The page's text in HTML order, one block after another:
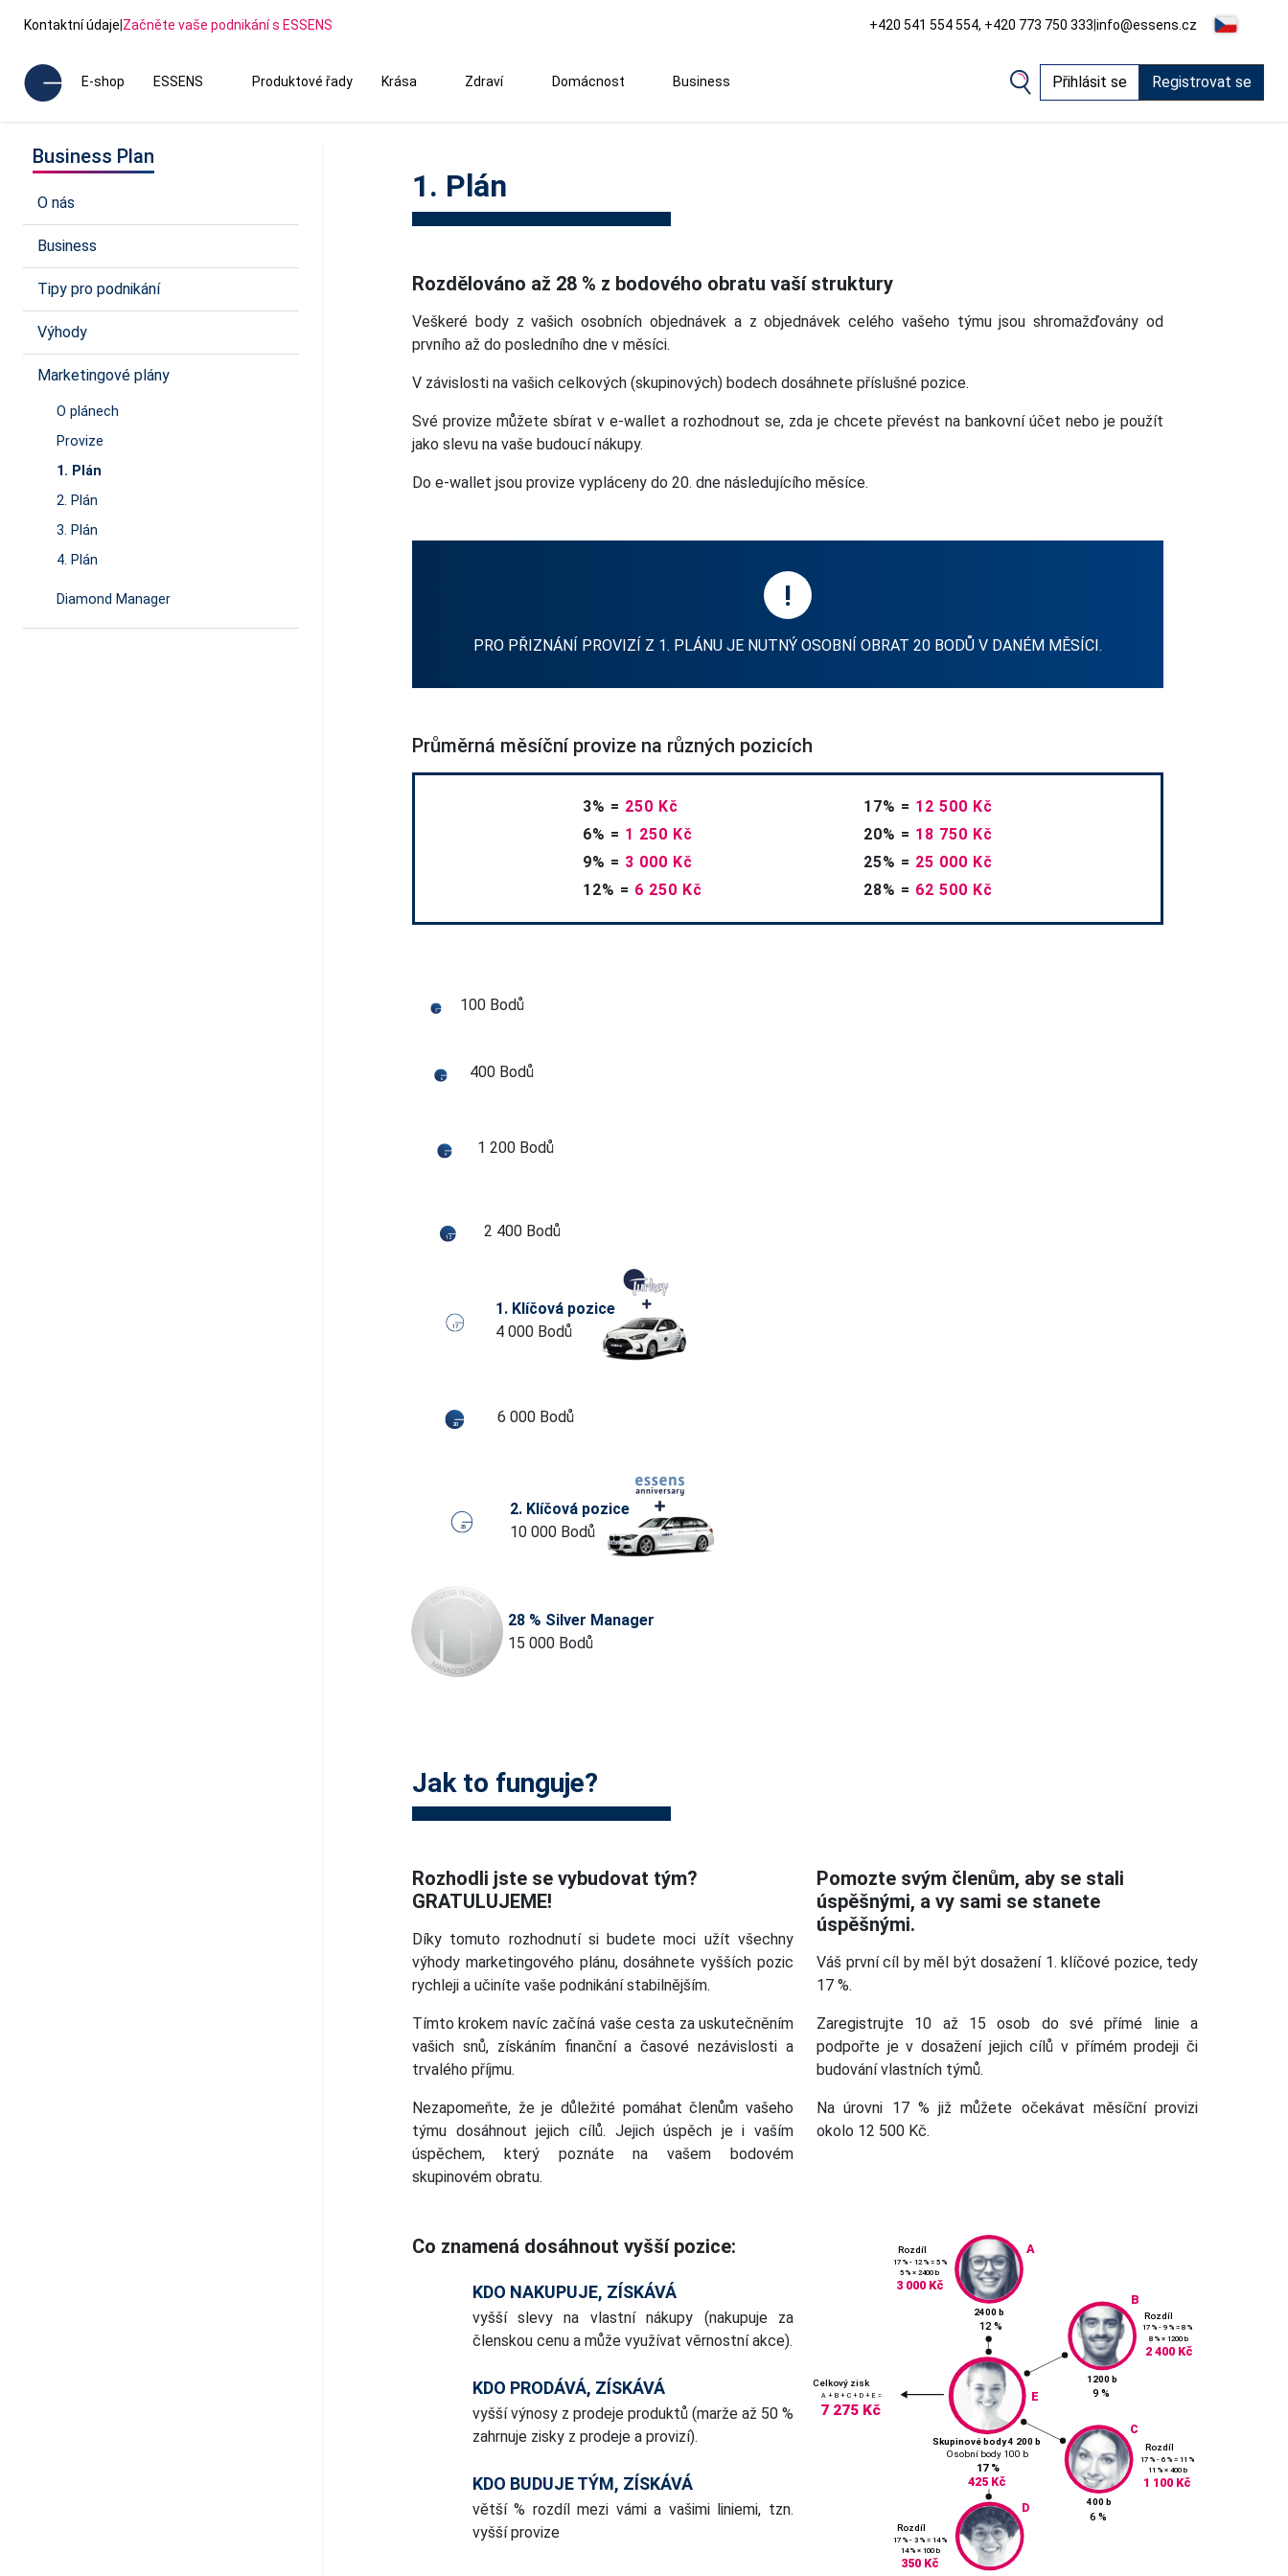
Kontaktní údaje|Začněte vaše podnikání s ESSENS +420 541 554 554, +420 773 750 333|info@essens.cz
E-shop ESSENS Produktové řady Krása Zdraví Domácnost Business Přihlásit se Registrovat se
Business Plan
O nás
Business
Tipy pro podnikání
Výhody
Marketingové plány
O plánech
Provize
1. Plán
2. Plán
3. Plán
4. Plán
Diamond Manager
1. Plán
Rozdělováno až 28 % z bodového obratu vaší struktury
Veškeré body z vašich osobních objednávek a z objednávek celého vašeho týmu jsou shromažďovány od
prvního až do posledního dne v měsíci.
V závislosti na vašich celkových (skupinových) bodech dosáhnete příslušné pozice.
Své provize můžete sbírat v e-wallet a rozhodnout se, zda je chcete převést na bankovní účet nebo je použít
jako slevu na vaše budoucí nákupy.
Do e-wallet jsou provize vypláceny do 20. dne následujícího měsíce.
!
PRO PŘIZNÁNÍ PROVIZÍ Z 1. PLÁNU JE NUTNÝ OSOBNÍ OBRAT 20 BODŮ V DANÉM MĚSÍCI.
Průměrná měsíční provize na různých pozicích
3% = 250 Kč
6% = 1 250 Kč
9% = 3 000 Kč
12% = 6 250 Kč
17% = 12 500 Kč
20% = 18 750 Kč
25% = 25 000 Kč
28% = 62 500 Kč
3 100 Bodů
6 400 Bodů
9 1 200 Bodů
12 2 400 Bodů
17
1. Klíčová pozice
4 000 Bodů
20 6 000 Bodů
25
2. Klíčová pozice
10 000 Bodů
28 % Silver Manager
15 000 Bodů
Jak to funguje?
Rozhodli jste se vybudovat tým?
GRATULUJEME!
Díky tomuto rozhodnutí si budete moci užít všechny
výhody marketingového plánu, dosáhnete vyšších pozic
rychleji a učiníte vaše podnikání stabilnějším.
Tímto krokem navíc začíná vaše cesta za uskutečněním
vašich snů, získáním finanční a časové nezávislosti a
trvalého příjmu.
Nezapomeňte, že je důležité pomáhat členům vašeho
týmu dosáhnout jejich cílů. Jejich úspěch je i vaším
úspěchem, který poznáte na vašem bodovém
skupinovém obratu.
Co znamená dosáhnout vyšší pozice:
KDO NAKUPUJE, ZÍSKÁVÁ
vyšší slevy na vlastní nákupy (nakupuje za
členskou cenu a může využívat věrnostní akce).
KDO PRODÁVÁ, ZÍSKÁVÁ
vyšší výnosy z prodeje produktů (marže až 50 %
zahrnuje zisky z prodeje a provizí).
KDO BUDUJE TÝM, ZÍSKÁVÁ
větší % rozdíl mezi vámi a vašimi liniemi, tzn.
vyšší provize
Pomozte svým členům, aby se stali
úspěšnými, a vy sami se stanete
úspěšnými.
Váš první cíl by měl být dosažení 1. klíčové pozice, tedy
17 %.
Zaregistrujte 10 až 15 osob do své přímé linie a
podpořte je v dosažení jejich cílů v přímém prodeji či
budování vlastních týmů.
Na úrovni 17 % již můžete očekávat měsíční provizi
okolo 12 500 Kč.
Celkový zisk
A + B + C + D + E =
7 275 Kč
E
Skupinové body 4 200 b
Osobní body 100 b
17 %
425 Kč
A
12 %
Rozdíl
17 % - 12 % = 5 %
5 % × 2400 b
2400 b
3 000 Kč
B
9 %
Rozdíl
17 % - 9 % = 8 %
8 % × 1200 b
1200 b
2 400 Kč
C
6 %
Rozdíl
17 % - 6 % = 11 %
11 % × 400 b
400 b
1 100 Kč
D
Rozdíl
17 % - 3 % = 14 %
14 % × 100 b
350 Kč